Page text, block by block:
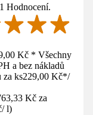
Hodnocení.
Kč * Všechny
a bez nákladů
za ks229,00 Kč*/
Kč za
/ l)